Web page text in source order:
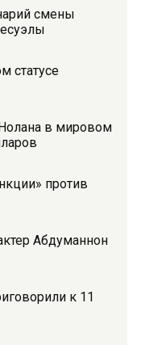
смены
статусе
в мировом
против
Абдуманнон
к 11